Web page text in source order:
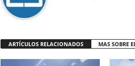
ARTÍCULOS RELACIONADOS MAS SOBRE